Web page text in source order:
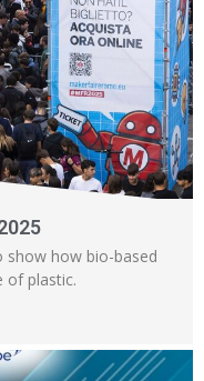
show how bio-based
of plastic.